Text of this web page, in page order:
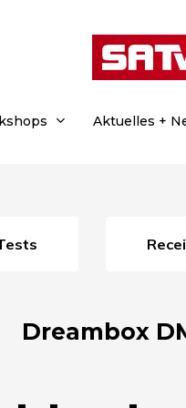
Aktuelles +
Tests
Dreambox